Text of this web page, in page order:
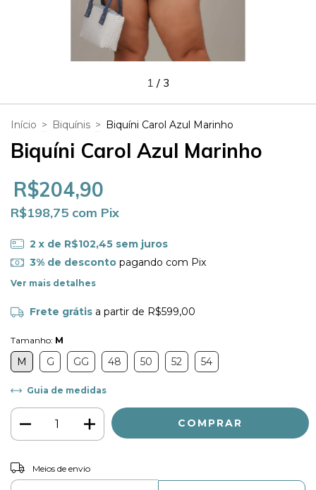
1 / 3
Início > Biquínis > Biquíni Carol Azul Marinho
Biquíni Carol Azul Marinho
R$204,90
R$198,75 com Pix
2 x de R$102,45 sem juros
3% de descontopagando com Pix
Ver mais detalhes
Frete grátis a partir de R$599,00
Tamanho: M
M G GG 48 50 52 54
Guia de medidas
Entregas para o CEP:
Meios de envio